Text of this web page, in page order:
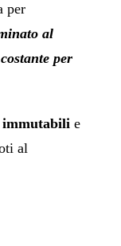
per
al
per
immutabilie
al